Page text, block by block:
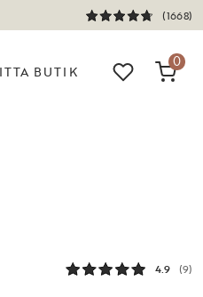
(1668)
BUTIK
0
4.9 (9)